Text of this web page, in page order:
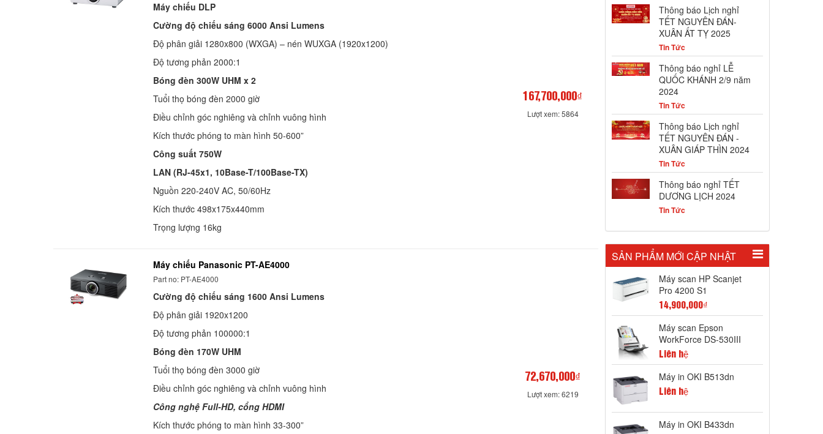
Máy chiếu DLP
Cường độ chiếu sáng 6000 Ansi Lumens
Độ phân giải 1280x800 (WXGA) – nén WUXGA (1920x1200)
Độ tương phản 2000:1
Bóng đèn 300W UHM x 2
Tuổi thọ bóng đèn 2000 giờ
Điều chỉnh góc nghiêng và chỉnh vuông hình
Kích thước phóng to màn hình 50-600”
Công suất 750W
LAN (RJ-45x1, 10Base-T/100Base-TX)
Nguồn 220-240V AC, 50/60Hz
Kích thước 498x175x440mm
Trọng lượng 16kg
167,700,000₫
Lượt xem: 5864
Máy chiếu Panasonic PT-AE4000
Part no: PT-AE4000
Cường độ chiếu sáng 1600 Ansi Lumens
Độ phân giải 1920x1200
Độ tương phản 100000:1
Bóng đèn 170W UHM
Tuổi thọ bóng đèn 3000 giờ
Điều chỉnh góc nghiêng và chỉnh vuông hình
Công nghệ Full-HD, cổng HDMI
Kích thước phóng to màn hình 33-300”
72,670,000₫
Lượt xem: 6219
Thông báo Lịch nghỉ
TẾT NGUYÊN ĐÁN-
XUÂN ẤT TỴ 2025
Tin Tức
Thông báo nghỉ LỄ
QUỐC KHÁNH 2/9 năm
2024
Tin Tức
Thông báo Lịch nghỉ
TẾT NGUYÊN ĐÁN -
XUÂN GIÁP THÌN 2024
Tin Tức
Thông báo nghỉ TẾT
DƯƠNG LỊCH 2024
Tin Tức
SẢN PHẨM MỚI CẬP NHẬT
Máy scan HP Scanjet
Pro 4200 S1
14,900,000₫
Máy scan Epson
WorkForce DS-530III
Liên hệ
Máy in OKI B513dn
Liên hệ
Máy in OKI B433dn